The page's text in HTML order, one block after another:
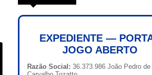
EXPEDIENTE —
JOGO ABERTO
Razão Social: 36.373.986 João Pedro de